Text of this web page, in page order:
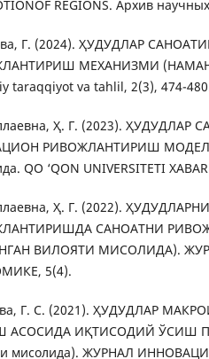
REGIONS. Архив
Г. (2024). ҲУДУДЛАР
МЕХАНИЗМИ
taraqqiyot va tahlil, 2(3), 474-
Ҳ. Г. (2023).
РИВОЖЛАНТИРИШ
QO ‘QON UNIVERSITETI
Ҳ. Г. (2022).
САНОАТНИ
ВИЛОЯТИ МИСОЛИДА).
5(4).
Г. С. (2021). ҲУДУДЛАР
АСОСИДА ИҚТИСОДИЙ ЎСИШ
мисолида). ЖУРНАЛ